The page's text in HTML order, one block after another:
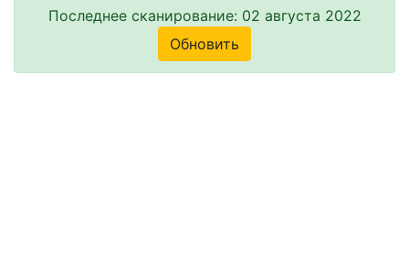
Последнее сканирование: 02 августа 2022
Обновить